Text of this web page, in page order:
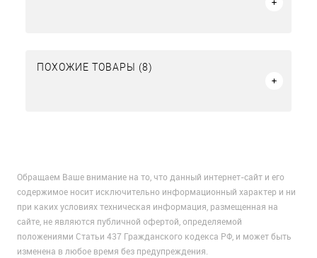
ПОХОЖИЕ ТОВАРЫ (8)
Обращаем Ваше внимание на то, что данный интернет-сайт и его
содержимое носит исключительно информационный характер и ни
при каких условиях техническая информация, размещенная на
сайте, не являются публичной офертой, определяемой
положениями Статьи 437 Гражданского кодекса РФ, и может быть
изменена в любое время без предупреждения.